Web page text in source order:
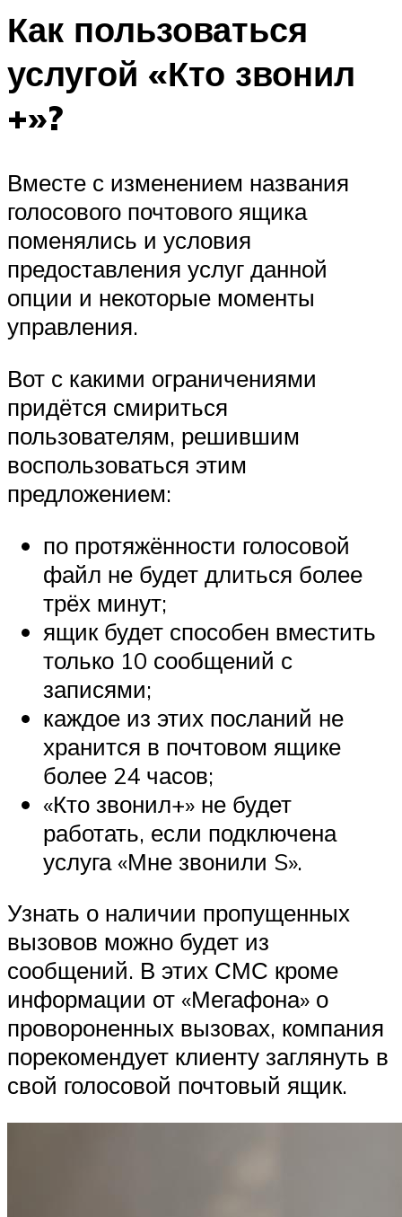
Как пользоваться
услугой «Кто звонил
+»?
Вместе с изменением названия
голосового почтового ящика
поменялись и условия
предоставления услуг данной
опции и некоторые моменты
управления.
Вот с какими ограничениями
придётся смириться
пользователям, решившим
воспользоваться этим
предложением:
по протяжённости голосовой
файл не будет длиться более
трёх минут;
ящик будет способен вместить
только 10 сообщений с
записями;
каждое из этих посланий не
хранится в почтовом ящике
более 24 часов;
«Кто звонил+» не будет
работать, если подключена
услуга «Мне звонили S».
Узнать о наличии пропущенных
вызовов можно будет из
сообщений. В этих СМС кроме
информации от «Мегафона» о
провороненных вызовах, компания
порекомендует клиенту заглянуть в
свой голосовой почтовый ящик.